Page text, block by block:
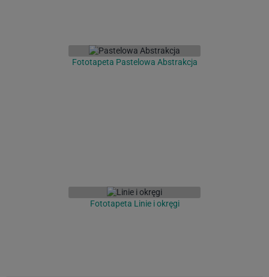
Fototapeta Pastelowa Abstrakcja
Fototapeta Linie i okręgi